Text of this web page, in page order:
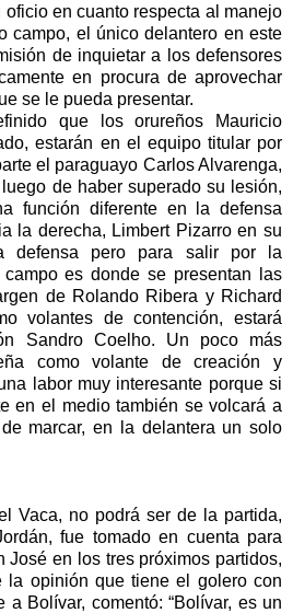
en cuanto respecta al manejo
campo, el único delantero en este
de inquietar a los defensores
en procura de aprovechar
se le pueda presentar.
que los orureños Mauricio
estarán en el equipo titular por
el paraguayo Carlos Alvarenga,
de haber superado su lesión,
función diferente en la defensa
la derecha, Limbert Pizarro en su
defensa pero para salir por la
es donde se presentan las
de Rolando Ribera y Richard
volantes de contención, estará
Sandro Coelho. Un poco más
como volante de creación y
labor muy interesante porque si
en el medio también se volcará a
marcar, en la delantera un solo
Vaca, no podrá ser de la partida,
fue tomado en cuenta para
José en los tres próximos partidos,
la opinión que tiene el golero con
a Bolívar, comentó: “Bolívar, es un